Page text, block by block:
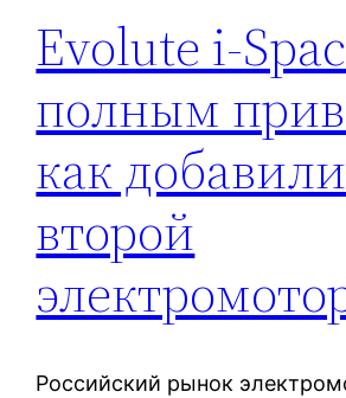
Evolute i-
полным
как добавили
второй
Российский рынок